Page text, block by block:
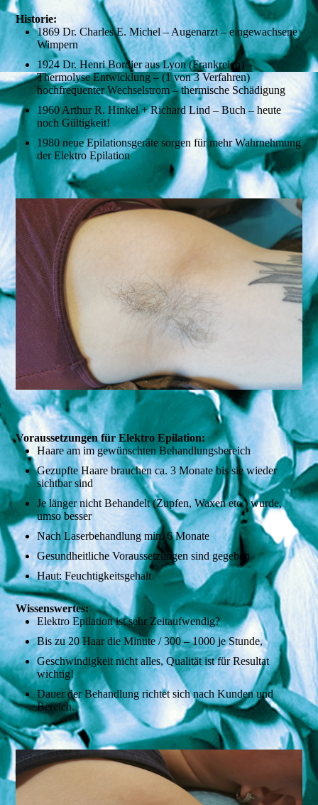
Historie:
1869 Dr. Charles E. Michel – Augenarzt – eingewachsene
Wimpern
1924 Dr. Henri Bordier aus Lyon (Frankreich) –
Thermolyse Entwicklung – (1 von 3 Verfahren)
hochfrequenter Wechselstrom – thermische Schädigung
1960 Arthur R. Hinkel + Richard Lind – Buch – heute
noch Gültigkeit!
1980 neue Epilationsgeräte sorgen für mehr Wahrnehmung
der Elektro Epilation
Voraussetzungen für Elektro Epilation:
Haare am im gewünschten Behandlungsbereich
Gezupfte Haare brauchen ca. 3 Monate bis sie wieder
sichtbar sind
Je länger nicht Behandelt (Zupfen, Waxen etc.) wurde,
umso besser
Nach Laserbehandlung min. 6 Monate
Gesundheitliche Voraussetzungen sind gegeben
Haut: Feuchtigkeitsgehalt
Wissenswertes:
Elektro Epilation ist sehr Zeitaufwendig?
Bis zu 20 Haar die Minute / 300 – 1000 je Stunde,
Geschwindigkeit nicht alles, Qualität ist für Resultat
wichtig!
Dauer der Behandlung richtet sich nach Kunden und
Bereich.